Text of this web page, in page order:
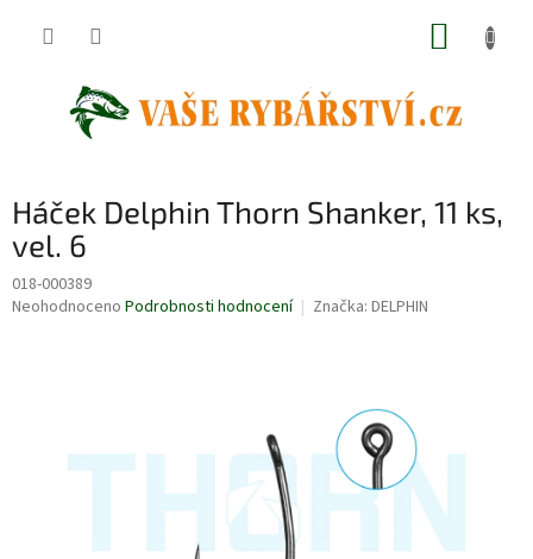
Háček Delphin Thorn Shanker, 11 ks,
vel. 6
018-000389
Průměrné
Neohodnoceno Podrobnosti hodnocení Značka: DELPHIN